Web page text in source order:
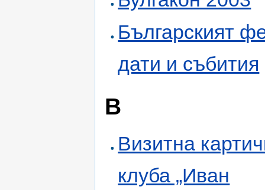
Българският
дати и събития
В
Визитна
клуба „Иван